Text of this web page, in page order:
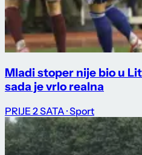
Mladi stoper nije bio u
sada je vrlo realna
PRIJE 2 SATA · Sport